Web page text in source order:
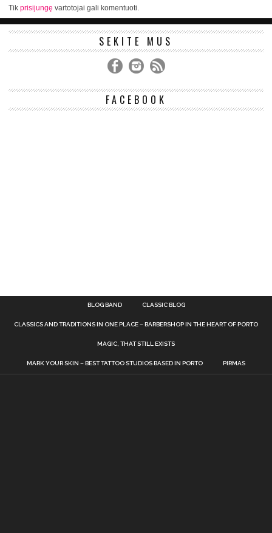
Tik prisijungę vartotojai gali komentuoti.
SEKITE MUS
FACEBOOK
BLOG BAND CLASSIC BLOG
CLASSICS AND TRADITIONS IN ONE PLACE – BARBERSHOP IN THE HEART OF PORTO
MAGIC, THAT STILL EXISTS
MARK YOUR SKIN – BEST TATTOO STUDIOS BASED IN PORTO PIRMAS